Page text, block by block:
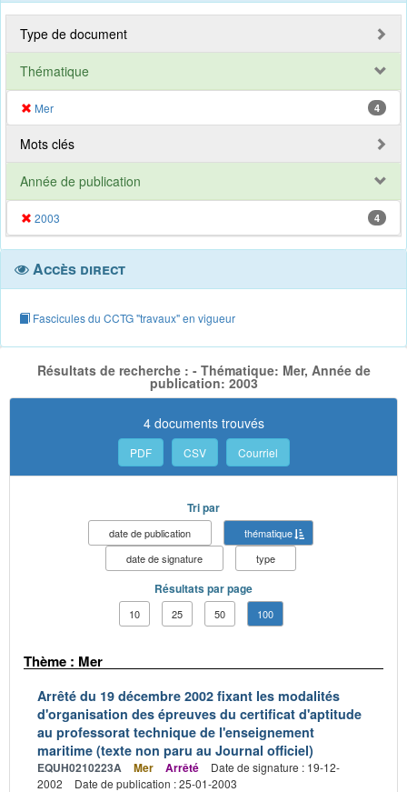
Type de document
Thématique
Mer 4
Mots clés
Année de publication
2003 4
Accès direct
Fascicules du CCTG "travaux" en vigueur
Résultats de recherche : - Thématique: Mer, Année de
publication: 2003
4 documents trouvés
PDF CSV Courriel
Tri par
date de publication
thématique
date de signature
type
Résultats par page
10 25 50 100
Thème : Mer
Arrêté du 19 décembre 2002 fixant les modalités
d'organisation des épreuves du certificat d'aptitude
au professorat technique de l'enseignement
maritime (texte non paru au Journal officiel)
EQUH0210223A Mer Arrêté
Date de signature : 19-12-
2002
Date de publication : 25-01-2003